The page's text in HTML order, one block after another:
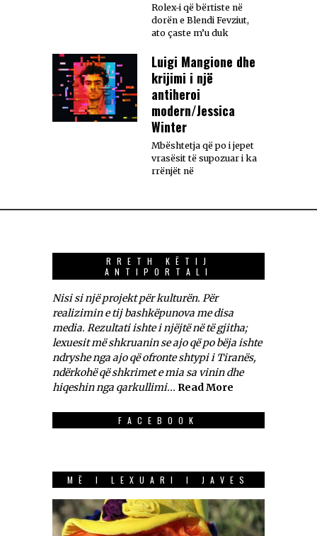
Rolex-i që bërtiste në
dorën e Blendi Fevziut,
ato çaste m’u duk
Luigi Mangione dhe
krijimi i një
antiheroi
modern/Jessica
Winter
Mbështetja që po i jepet
vrasësit të supozuar i ka
rrënjët në
RRETH KËTIJ
ANTIPORTALI
Nisi si një projekt për kulturën. Për
realizimin e tij bashkëpunova me disa
media. Rezultati ishte i njëjtë në të gjitha;
lexuesit më shkruanin se ajo që po bëja ishte
ndryshe nga ajo që ofronte shtypi i Tiranës,
ndërkohë që shkrimet e mia sa vinin dhe
hiqeshin nga qarkullimi... Read More
FACEBOOK
MË I LEXUARI I JAVES